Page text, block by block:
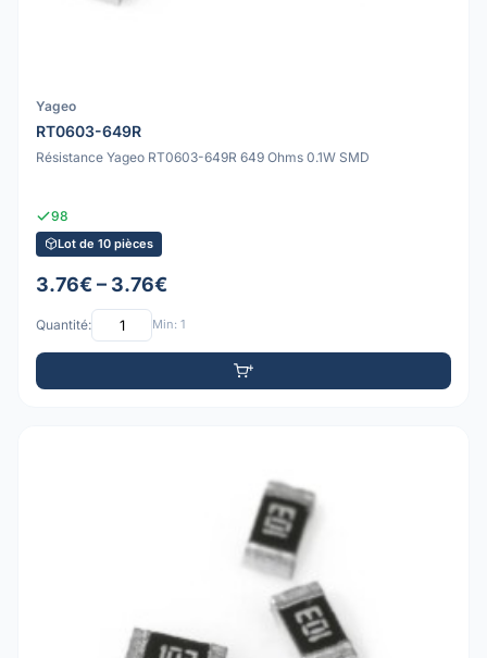
Yageo
RT0603-649R
Résistance Yageo RT0603-649R 649 Ohms 0.1W SMD
98
Lot de 10 pièces
3.76€ – 3.76€
Quantité: Min: 1